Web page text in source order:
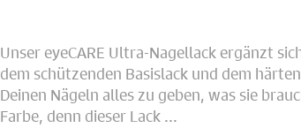
Unser eyeCARE Ultra-Nagellack ergänzt
dem schützenden Basislack und dem
Deinen Nägeln alles zu geben, was sie
Farbe, denn dieser Lack ...